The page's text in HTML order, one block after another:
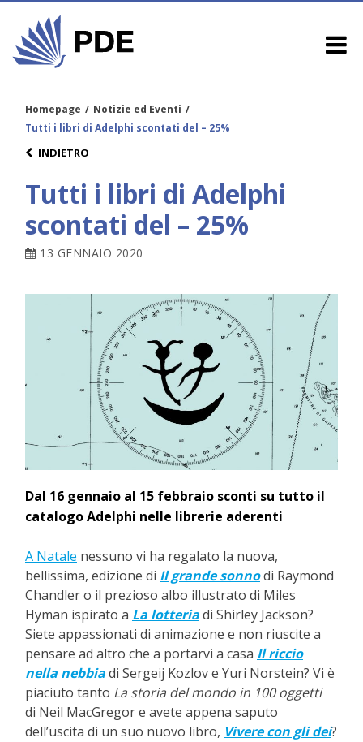
Homepage / Notizie ed Eventi /
Tutti i libri di Adelphi scontati del – 25%
INDIETRO
Tutti i libri di Adelphi
scontati del – 25%
13 GENNAIO 2020
Dal 16 gennaio al 15 febbraio sconti su tutto il
catalogo Adelphi nelle librerie aderenti
A Natale nessuno vi ha regalato la nuova,
bellissima, edizione di Il grande sonnodi Raymond
Chandler o il prezioso albo illustrato di Miles
Hyman ispirato a La lotteriadi Shirley Jackson?
Siete appassionati di animazione e non riuscite a
pensare ad altro che a portarvi a casa Il riccio
nella nebbiadi Sergeij Kozlov e Yuri Norstein? Vi è
piaciuto tanto La storia del mondo in 100 oggetti
di Neil MacGregor e avete appena saputo
dell’uscita di un suo nuovo libro, Vivere con gli dei?